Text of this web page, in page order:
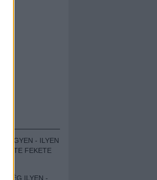
HEGYEN - ILYEN
FEKETE
MÉG ILYEN -